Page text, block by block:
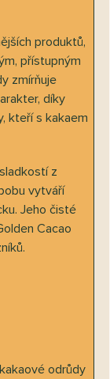
produktů,
přístupným
zmírňuje
díky
kteří s kakaem
z
vytváří
Jeho čisté
Cacao
odrůdy